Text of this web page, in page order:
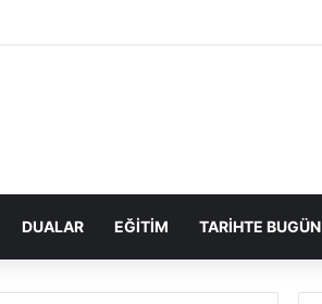
DUALAR EĞITIM TARIHTE BUGÜN